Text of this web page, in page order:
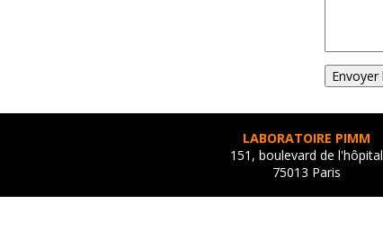
LABORATOIRE PIMM
151, boulevard de l'hôpital
75013 Paris